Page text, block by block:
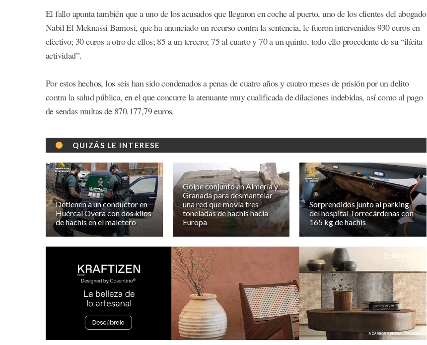
El fallo apunta también que a uno de los acusados que llegaron en coche al puerto, uno de los clientes del abogado
Nabil El Meknassi Barnosi, que ha anunciado un recurso contra la sentencia, le fueron intervenidos 930 euros en
efectivo; 30 euros a otro de ellos; 85 a un tercero; 75 al cuarto y 70 a un quinto, todo ello procedente de su “ilícita
actividad”.
Por estos hechos, los seis han sido condenados a penas de cuatro años y cuatro meses de prisión por un delito
contra la salud pública, en el que concurre la atenuante muy cualificada de dilaciones indebidas, así como al pago
de sendas multas de 870.177,79 euros.
QUIZÁS LE INTERESE
Detienen a un conductor en
Huércal Overa con dos kilos
de hachís en el maletero
Golpe conjunto en Almería y
Granada para desmantelar
una red que movía tres
toneladas de hachís hacia
Europa
Sorprendidos junto al parking
del hospital Torrecárdenas con
165 kg de hachís